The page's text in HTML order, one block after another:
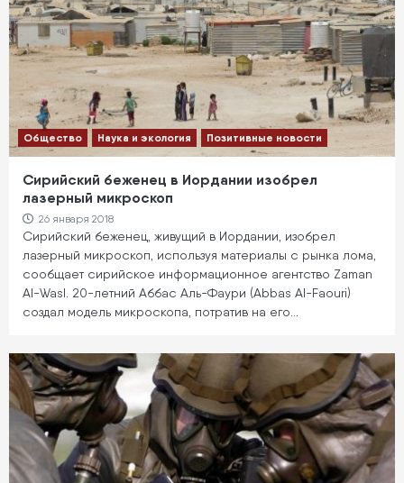
Общество Наука и экология Позитивные новости
Сирийский беженец в Иордании изобрел
лазерный микроскоп
26 января 2018
Сирийский беженец, живущий в Иордании, изобрел
лазерный микроскоп, используя материалы с рынка лома,
сообщает сирийское информационное агентство Zaman
Al-Wasl. 20-летний Аббас Аль-Фаури (Abbas Al-Faouri)
создал модель микроскопа, потратив на его…